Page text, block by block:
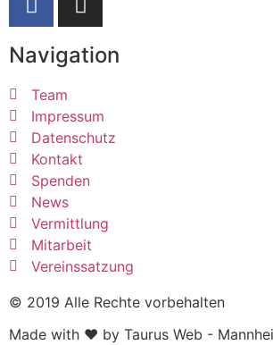
Navigation
Team
Impressum
Datenschutz
Kontakt
Spenden
News
Vermittlung
Mitarbeit
Vereinssatzung
© 2019 Alle Rechte vorbehalten
Made with ❤ by Taurus Web -